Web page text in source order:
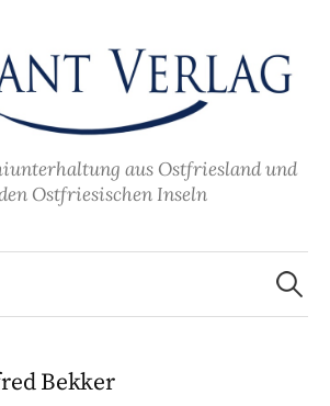
aus Ostfriesland und
Ostfriesischen Inseln
Suche
nach:
Bekker